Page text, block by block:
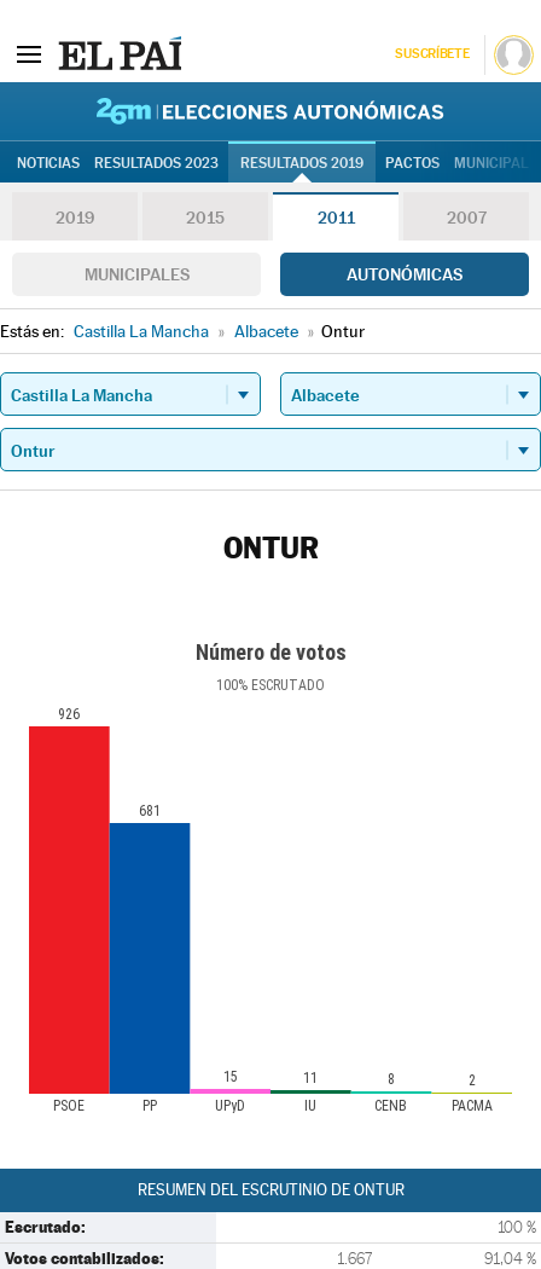
SUSCRÍBETE
NOTICIAS RESULTADOS 2023 RESULTADOS 2019 PACTOS
2019 2015 2011 2007
MUNICIPALES AUTONÓMICAS
Estás en: Castilla La Mancha » Albacete » Ontur
ONTUR
Número de votos
100% ESCRUTADO
PSOE PP UPyD IU CENB PACMA
926
681
15 11 8 2
RESUMEN DEL ESCRUTINIO DE ONTUR
Escrutado: 100 %
Votos contabilizados: 1.667 91,04 %